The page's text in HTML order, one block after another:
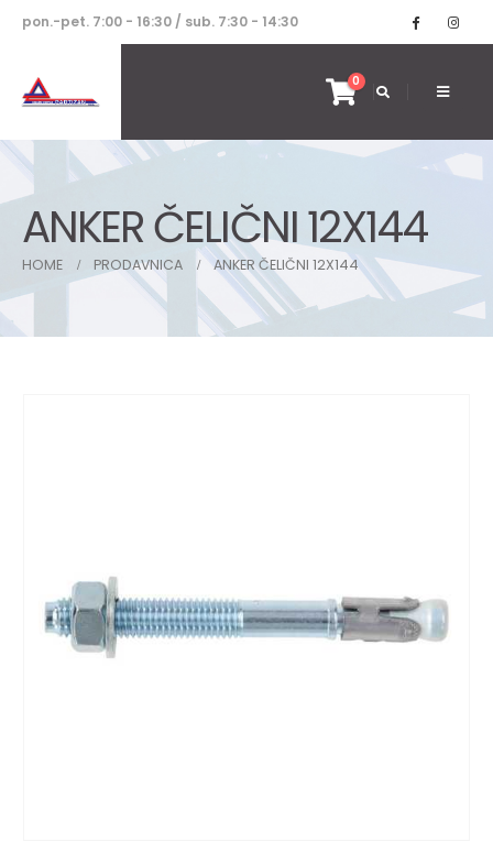
pon.-pet. 7:00 - 16:30 / sub. 7:30 - 14:30
0
ANKER ČELIČNI 12X144
HOME PRODAVNICA ANKER ČELIČNI 12X144